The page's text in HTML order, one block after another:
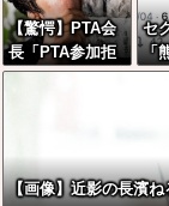
【驚愕】PTA会
長「PTA参加拒
否した親へ最終
悪いのか？大論
争が巻き起こっ
セ
「
円
あ
【画像】近影の長濱